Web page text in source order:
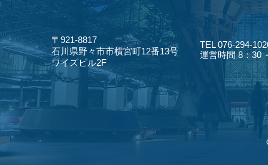
〒921-8817
​石川県野々市市横宮町12番13号
​ワイズビル2F
TEL 076-294-
運営時間 8：30